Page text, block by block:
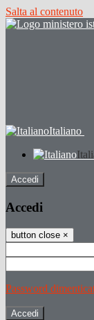
Salta al contenuto
Italiano
Accedi
Accedi
button close ×
Password